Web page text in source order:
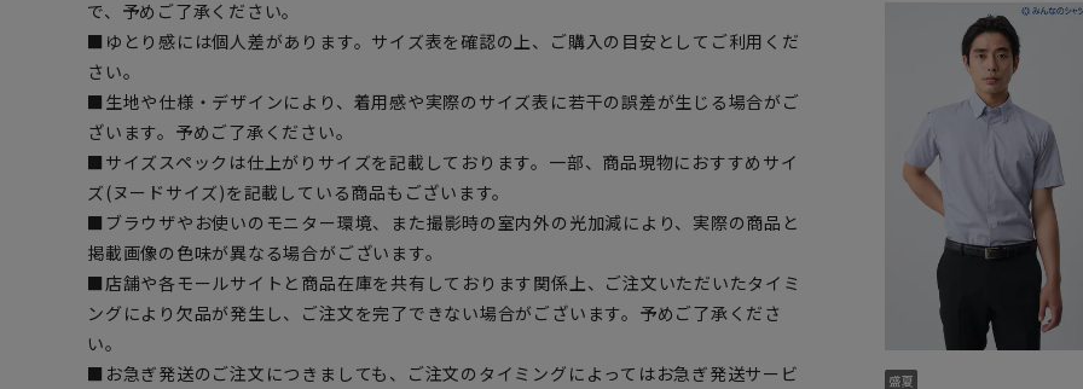
で、予めご了承ください。
■ゆとり感には個人差があります。サイズ表を確認の上、ご購入の目安としてご利用くだ
さい。
■生地や仕様・デザインにより、着用感や実際のサイズ表に若干の誤差が生じる場合がご
ざいます。予めご了承ください。
■サイズスペックは仕上がりサイズを記載しております。一部、商品現物におすすめサイ
ズ(ヌードサイズ)を記載している商品もございます。
■ブラウザやお使いのモニター環境、また撮影時の室内外の光加減により、実際の商品と
掲載画像の色味が異なる場合がございます。
■店舗や各モールサイトと商品在庫を共有しております関係上、ご注文いただいたタイミ
ングにより欠品が発生し、ご注文を完了できない場合がございます。予めご了承くださ
い。
■お急ぎ発送のご注文につきましても、ご注文のタイミングによってはお急ぎ発送サービ